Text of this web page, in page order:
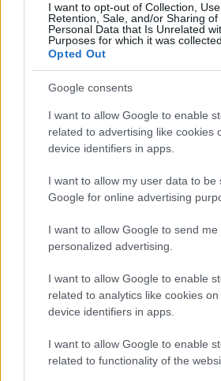
I want to opt-out of Collection, Use,
Retention, Sale, and/or Sharing of
Personal Data that Is Unrelated
Purposes for which it was collected.
Opted Out
Google consents
I want to allow Google to enable
related to advertising like cookies
device identifiers in apps.
I want to allow my user data to be
Google for online advertising
I want to allow Google to send me
personalized advertising.
I want to allow Google to enable
related to analytics like cookies
device identifiers in apps.
I want to allow Google to enable
related to functionality of the
2022. november 20. 8:29
sokaknak csalódást okozott az
klímaegyezménye
A részleteket később dolgozzák ki,
az országok egy kompenzációs